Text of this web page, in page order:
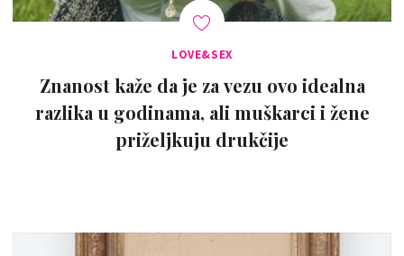
LOVE&SEX
Znanost kaže da je za vezu ovo idealna
razlika u godinama, ali muškarci i žene
priželjkuju drukčije